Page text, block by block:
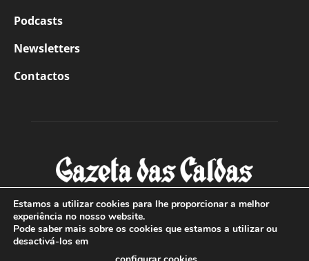
Podcasts
Newsletters
Contactos
SOBRE NÓS
Estamos a utilizar cookies para lhe proporcionar a melhor
experiência no nosso website.
Pode saber mais sobre os cookies que estamos a utilizar ou
desactivá-los em